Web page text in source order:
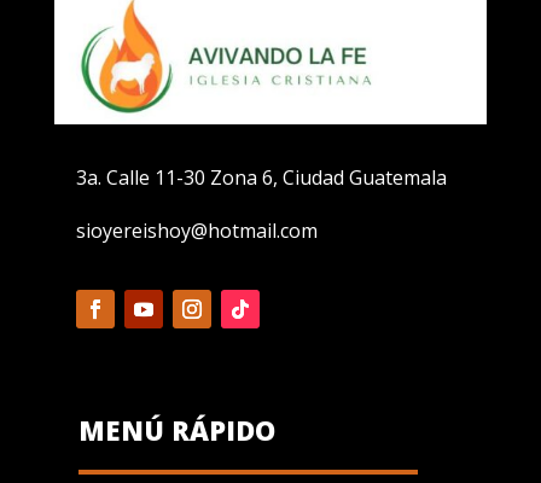
3a. Calle 11-30 Zona 6, Ciudad Guatemala
sioyereishoy@hotmail.com
MENÚ RÁPIDO